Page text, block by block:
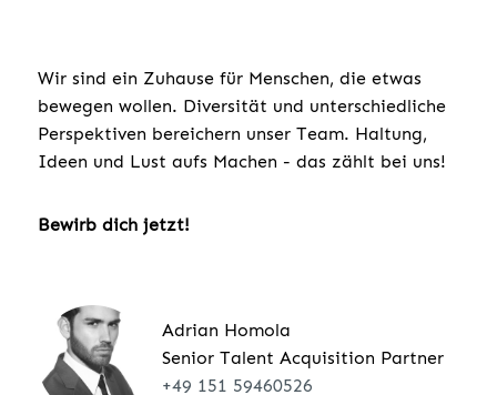
Wir sind ein Zuhause für Menschen, die etwas
bewegen wollen. Diversität und unterschiedliche
Perspektiven bereichern unser Team. Haltung,
Ideen und Lust aufs Machen - das zählt bei uns!
Bewirb dich jetzt!
Adrian Homola
Senior Talent Acquisition Partner
+49 151 59460526